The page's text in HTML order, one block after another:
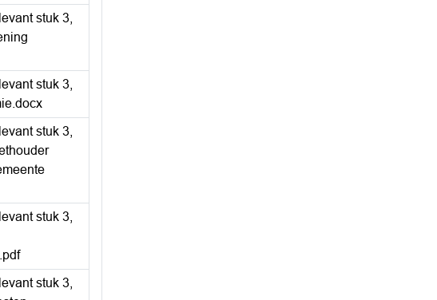
stuk 3,
stuk 3,
stuk 3,
stuk 3,
stuk 3,